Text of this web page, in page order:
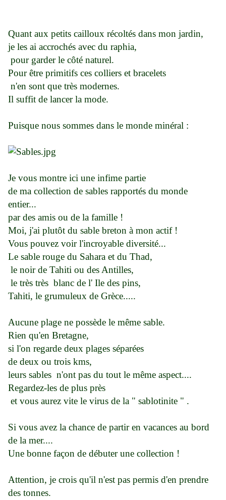
Quant aux petits cailloux récoltés dans mon jardin,
je les ai accrochés avec du raphia,
pour garder le côté naturel.
Pour être primitifs ces colliers et bracelets
n'en sont que très modernes.
Il suffit de lancer la mode.
Puisque nous sommes dans le monde minéral :
Je vous montre ici une infime partie
de ma collection de sables rapportés du monde
entier...
par des amis ou de la famille !
Moi, j'ai plutôt du sable breton à mon actif !
Vous pouvez voir l'incroyable diversité...
Le sable rouge du Sahara et du Thad,
le noir de Tahiti ou des Antilles,
le très très blanc de l' Ile des pins,
Tahiti, le grumuleux de Grèce.....
Aucune plage ne possède le même sable.
Rien qu'en Bretagne,
si l'on regarde deux plages séparées
de deux ou trois kms,
leurs sables n'ont pas du tout le même aspect....
Regardez-les de plus près
et vous aurez vite le virus de la " sablotinite " .
Si vous avez la chance de partir en vacances au bord
de la mer....
Une bonne façon de débuter une collection !
Attention, je crois qu'il n'est pas permis d'en prendre
des tonnes.